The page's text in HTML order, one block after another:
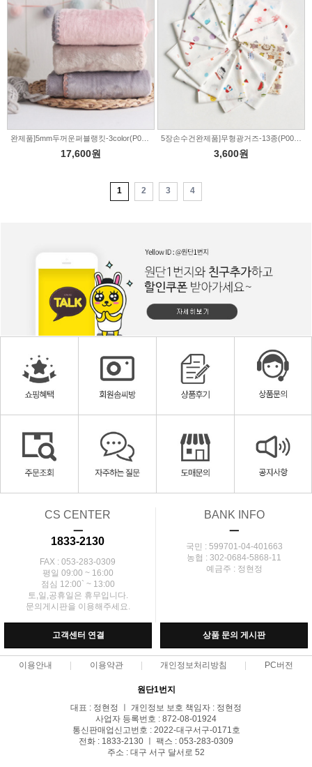
17,600원 3,600원
1 2 3 4
CS CENTER
ㅡ
1833-2130
FAX : 053-283-0309
평일 09:00 ~ 16:00
점심 12:00` ~ 13:00
토,일,공휴일은 휴무입니다.
문의게시판을 이용해주세요.
BANK INFO
ㅡ
국민 : 599701-04-401663
농협 : 302-0684-5868-11
예금주 : 정현정
고객센터 연결 상품 문의 게시판
이용안내 이용약관 개인정보처리방침 PC버전
원단1번지
대표 : 정현정 ㅣ 개인정보 보호 책임자 : 정현정
사업자 등록번호 : 872-08-01924
통신판매업신고번호 : 2022-대구서구-0171호
전화 : 1833-2130 ㅣ 팩스 : 053-283-0309
주소 : 대구 서구 달서로 52